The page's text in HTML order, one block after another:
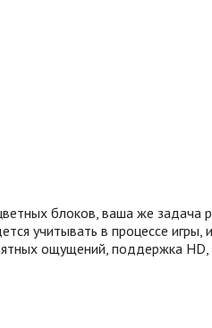
блоков, ваша же задача
учитывать в процессе
ощущений, поддержка